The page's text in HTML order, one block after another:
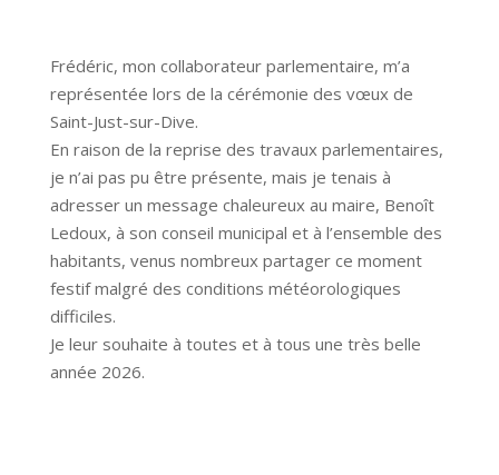
Frédéric, mon collaborateur parlementaire, m’a
représentée lors de la cérémonie des vœux de
Saint-Just-sur-Dive.
En raison de la reprise des travaux parlementaires,
je n’ai pas pu être présente, mais je tenais à
adresser un message chaleureux au maire, Benoît
Ledoux, à son conseil municipal et à l’ensemble des
habitants, venus nombreux partager ce moment
festif malgré des conditions météorologiques
difficiles.
Je leur souhaite à toutes et à tous une très belle
année 2026.